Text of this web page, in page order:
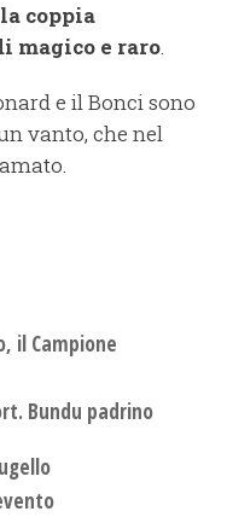
coppia
magico e raro.
e il Bonci sono
vanto, che nel
il Campione
Bundu padrino